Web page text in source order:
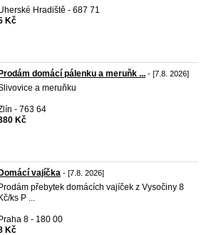
Hradiště - 687 71
Kč
Prodám domácí pálenku a meruňk ... - [7.8. 2026]
a meruňku
- 763 64
Kč
Domácí vajíčka - [7.8. 2026]
Prodám přebytek domácích vajíček z Vysočiny 8
Kč/ks P ...
Praha 8 - 180 00
Kč